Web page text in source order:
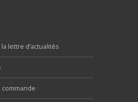
lettre d’actualités
commande